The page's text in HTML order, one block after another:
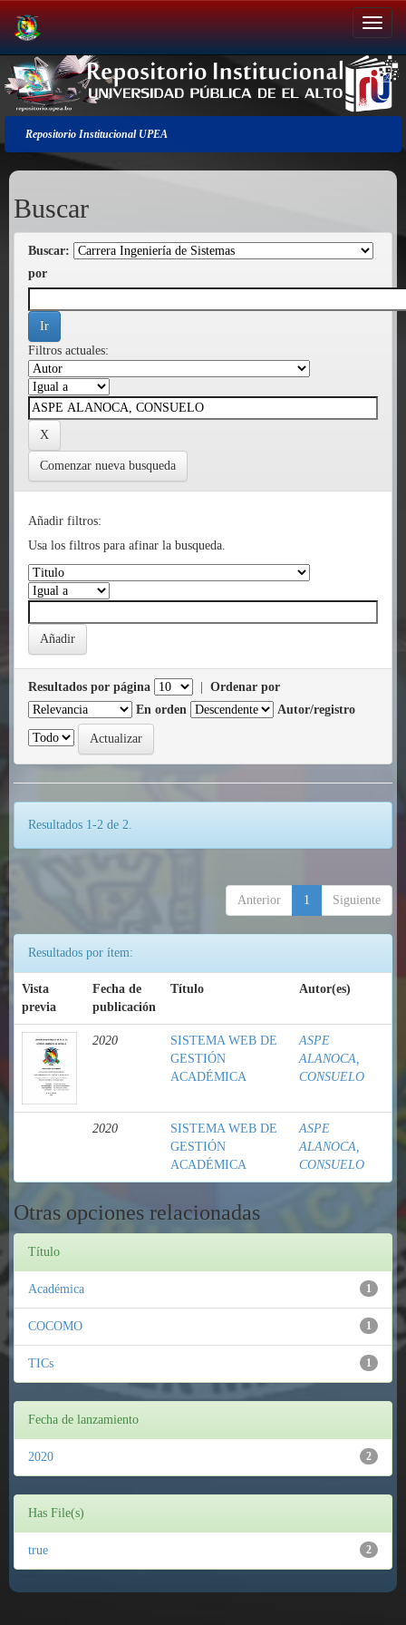
Salir
de
la
navegación
Repositorio Institucional UPEA
Buscar
Buscar:
por
Filtros actuales:
Comenzar nueva busqueda
Añadir filtros:
Usa los filtros para afinar la busqueda.
Resultados por página
Ordenar por
En orden
Autor/registro
Resultados 1-2 de 2.
Anterior 1 Siguiente
Resultados por ítem:
Vista
previa
Fecha de
publicación
Título Autor(es)
2020
SISTEMA WEB DE
GESTIÓN
ACADÉMICA
ASPE
ALANOCA,
CONSUELO
2020
SISTEMA WEB DE
GESTIÓN
ACADÉMICA
ASPE
ALANOCA,
CONSUELO
Otras opciones relacionadas
Título
1
Académica
1
COCOMO
1
TICs
Fecha de lanzamiento
2
2020
Has File(s)
2
true